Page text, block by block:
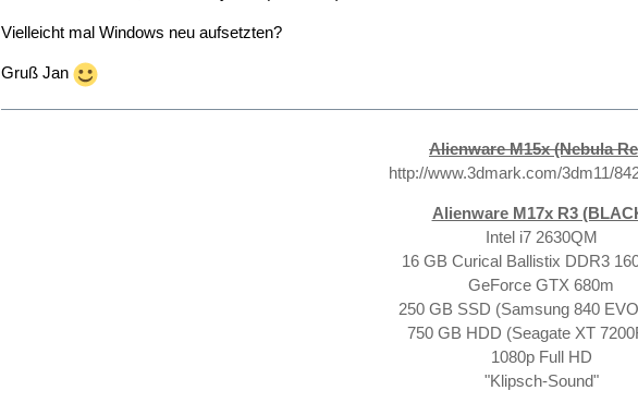
Vielleicht mal Windows neu aufsetzten?
Gruß Jan
Alienware M15x (Nebula
http://www.3dmark.com/3dm11/
Alienware M17x R3
Intel i7 2630QM
16 GB Curical Ballistix DDR3
GeForce GTX 680m
250 GB SSD (Samsung 840
750 GB HDD (Seagate XT
1080p Full HD
"Klipsch-Sound"